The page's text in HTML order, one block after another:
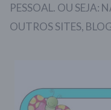
PESSOAL. OU SEJA:
OUTROS SITES,